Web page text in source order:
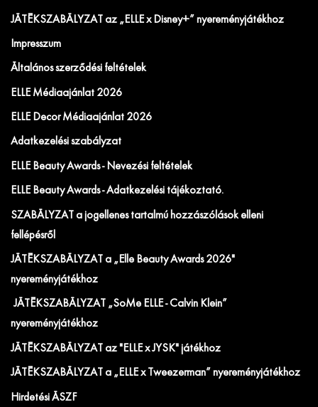
JÁTÉKSZABÁLYZAT az „ELLE x Disney+” nyereményjátékhoz
Impresszum
Általános szerződési feltételek
ELLE Médiaajánlat 2026
ELLE Decor Médiaajánlat 2026
Adatkezelési szabályzat
ELLE Beauty Awards - Nevezési feltételek
ELLE Beauty Awards - Adatkezelési tájékoztató.
SZABÁLYZAT a jogellenes tartalmú hozzászólások elleni
fellépésről
JÁTÉKSZABÁLYZAT a „Elle Beauty Awards 2026"
nyereményjátékhoz
JÁTÉKSZABÁLYZAT „SoMe ELLE - Calvin Klein”
nyereményjátékhoz
JÁTÉKSZABÁLYZAT az "ELLE x JYSK" játékhoz
JÁTÉKSZABÁLYZAT a „ELLE x Tweezerman” nyereményjátékhoz
Hirdetési ÁSZF